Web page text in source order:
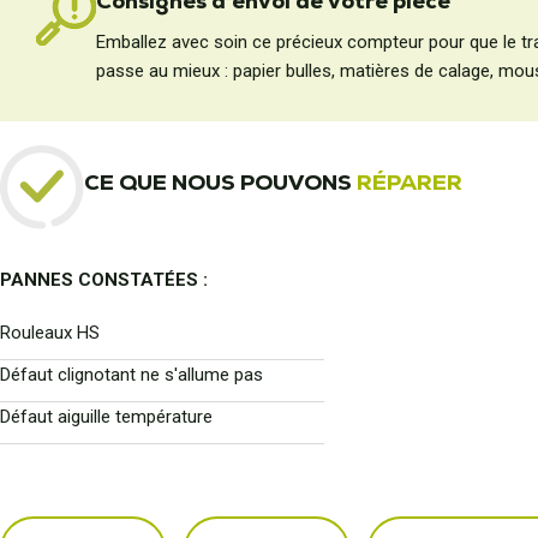
Emballez avec soin ce précieux compteur pour que le
passe au mieux : papier bulles, matières de calage,
CE QUE NOUS POUVONS RÉPARER
PANNES CONSTATÉES :
Rouleaux HS
Défaut clignotant ne s'allume pas
Défaut aiguille température